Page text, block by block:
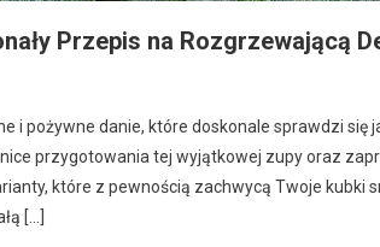
Przepis na Rozgrzewającą
i pożywne danie, które doskonale sprawdzi się
przygotowania tej wyjątkowej zupy oraz
które z pewnością zachwycą Twoje kubki
[…]